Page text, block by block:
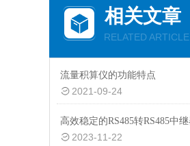
相关文章
RELATED ARTICLE
流量积算仪的功能特点
2021-09-24
2023-11-22